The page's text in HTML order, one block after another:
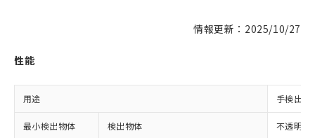
情報更新：2025/10/27
性能
用途 手検出・
最小検出物体 検出物体 不透明体